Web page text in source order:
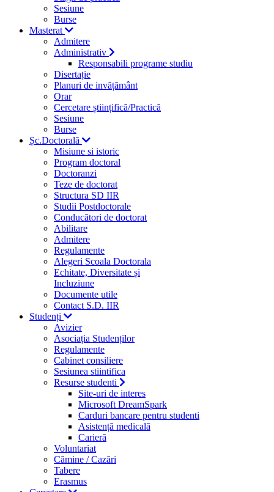
Sesiune
Burse
Masterat
Admitere
Administrativ
Responsabili programe studiu
Disertație
Planuri de invățământ
Orar
Cercetare științifică/Practică
Sesiune
Burse
Șc.Doctorală
Misiune si istoric
Program doctoral
Doctoranzi
Teze de doctorat
Structura SD IIR
Studii Postdoctorale
Conducători de doctorat
Abilitare
Admitere
Regulamente
Alegeri Scoala Doctorala
Echitate, Diversitate și
Incluziune
Documente utile
Contact S.D. IIR
Studenți
Avizier
Asociația Studenților
Regulamente
Cabinet consiliere
Sesiunea stiintifica
Resurse studenti
Site-uri de interes
Microsoft DreamSpark
Carduri bancare pentru studenti
Asistență medicală
Carieră
Voluntariat
Cămine / Cazări
Tabere
Erasmus